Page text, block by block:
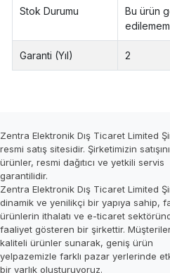
Stok Durumu
Bu ürün
Garanti (Yıl) 2
Zentra Elektronik Dış Ticaret Limited
resmi satış sitesidir. Şirketimizin satışını
ürünler, resmi dağıtıcı ve yetkili servis
garantilidir.
Zentra Elektronik Dış Ticaret Limited
dinamik ve yenilikçi bir yapıya sahip,
ürünlerin ithalatı ve e-ticaret
faaliyet gösteren bir şirkettir.
kaliteli ürünler sunarak, geniş ürün
yelpazemizle farklı pazar yerlerinde
bir varlık oluşturuyoruz.